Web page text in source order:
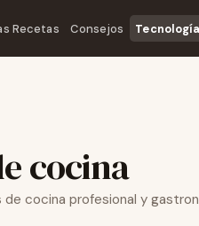
Recetas Consejos Tecnología
cocina
cocina profesional y